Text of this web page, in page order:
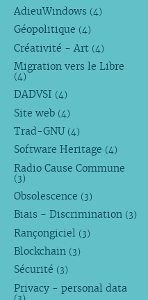
AdieuWindows (4)
Géopolitique (4)
Créativité - Art (4)
Migration vers le Libre
(4)
DADVSI (4)
Site web (4)
Trad-GNU (4)
Software Heritage (4)
Radio Cause Commune
(3)
Obsolescence (3)
Biais - Discrimination (3)
Rançongiciel (3)
Blockchain (3)
Sécurité (3)
Privacy - personal data